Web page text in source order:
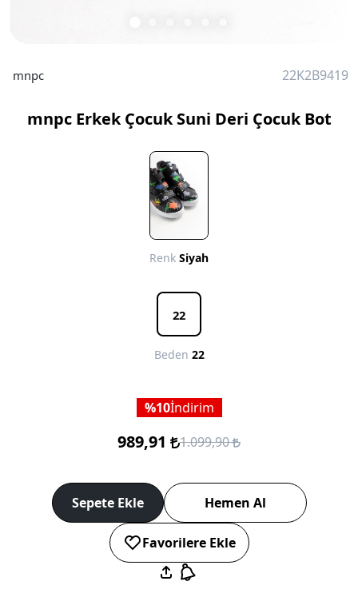
mnpc 22K2B9419
mnpc Erkek Çocuk Suni Deri Çocuk Bot
Renk Siyah
22
Beden 22
10İndirim
989,91 1.099,90
Sepete Ekle Hemen Al
Favorilere Ekle